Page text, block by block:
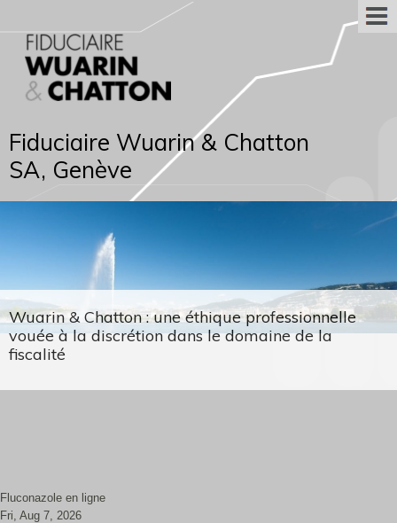
Fiduciaire Wuarin & Chatton
SA, Genève
Wuarin & Chatton : une éthique professionnelle
vouée à la discrétion dans le domaine de la
fiscalité
Fluconazole en ligne
Fri, Aug 7, 2026